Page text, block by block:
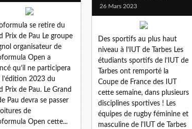
se retire du
Prix de Pau Le groupe
organisateur de
Open a
qu’il ne participera
l’édition 2023 du
Prix de Pau. Le Grand
Pau devra se passer
de
Open cette...
26 Mars 2023
Des sportifs au plus haut
niveau à l’IUT de Tarbes Les
étudiants sportifs de l’IUT de
Tarbes ont remporté la
Coupe de France des IUT
cette semaine, dans plusieurs
disciplines sportives ! Les
équipes de rugby féminine et
masculine de l'IUT de Tarbes